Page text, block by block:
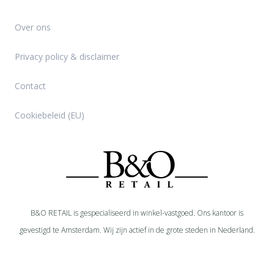
B&O RETAIL is gespecialiseerd in winkel-vastgoed. Ons kantoor is
gevestigd te Amsterdam. Wij zijn actief in de grote steden in Nederland.
Over ons
Privacy policy & disclaimer
Contact
Cookiebeleid (EU)